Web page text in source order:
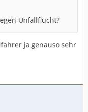
Unfallflucht?
ja genauso sehr